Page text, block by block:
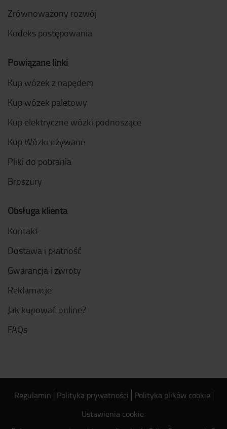
Zrównoważony rozwój
Kodeks postępowania
Powiązane linki
Kup wózek z napędem
Kup wózek paletowy
Kup elektryczne wózki podnoszące
Kup Wózki używane
Pliki do pobrania
Broszury
Obsługa klienta
Kontakt
Dostawa i płatność
Gwarancja i zwroty
Reklamacje
Jak kupować online?
FAQs
Regulamin Polityka prywatności
Polityka plików cookie
Ustawienia cookie